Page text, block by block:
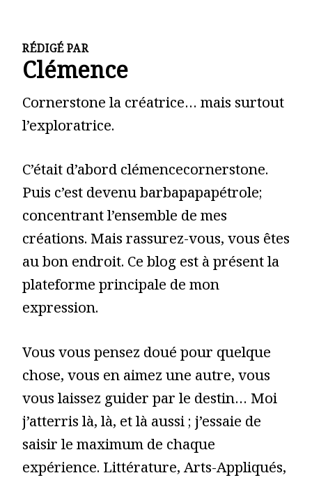
RÉDIGÉ PAR
Clémence
Cornerstone la créatrice… mais surtout
l’exploratrice.
C’était d’abord clémencecornerstone.
Puis c’est devenu barbapapapétrole;
concentrant l’ensemble de mes
créations. Mais rassurez-vous, vous êtes
au bon endroit. Ce blog est à présent la
plateforme principale de mon
expression.
Vous vous pensez doué pour quelque
chose, vous en aimez une autre, vous
vous laissez guider par le destin… Moi
j’atterris là, là, et là aussi ; j’essaie de
saisir le maximum de chaque
expérience. Littérature, Arts-Appliqués,